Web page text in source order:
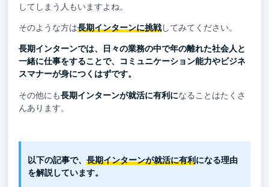
してしまう人もいますよね。
そのような方は長期インターンに挑戦してみてください。
長期インターンでは、日々の業務の中で年の離れた社会人と
一緒に仕事をすることで、コミュニケーション能力やビジネ
スマナーが身につくはずです。
その他にも長期インターンが就活に有利になることはたくさ
んあります。
以下の記事で、長期インターンが就活に有利になる理由
を解説しています。